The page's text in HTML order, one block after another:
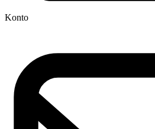
Konto